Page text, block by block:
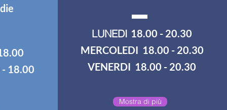
18.00
LUNEDI 18.00 - 20.30
MERCOLEDI 18.00 - 20.30
VENERDI 18.00 - 20.30
Mostra di più